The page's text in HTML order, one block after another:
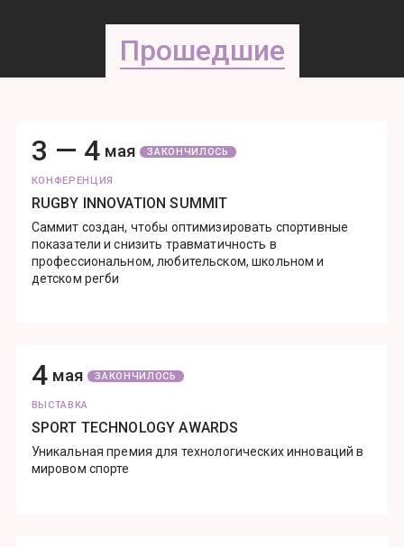
Прошедшие
3 — 4мая ЗАКОНЧИЛОСЬ
КОНФЕРЕНЦИЯ
RUGBY INNOVATION SUMMIT
Саммит создан, чтобы оптимизировать спортивные
показатели и снизить травматичность в
профессиональном, любительском, школьном и
детском регби
4мая ЗАКОНЧИЛОСЬ
ВЫСТАВКА
SPORT TECHNOLOGY AWARDS
Уникальная премия для технологических инноваций в
мировом спорте